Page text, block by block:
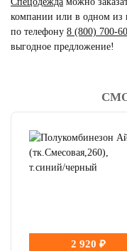
компании или в одном из
по телефону 8 (800) 700-
выгодное предложение!
4.5
2 920 ₽